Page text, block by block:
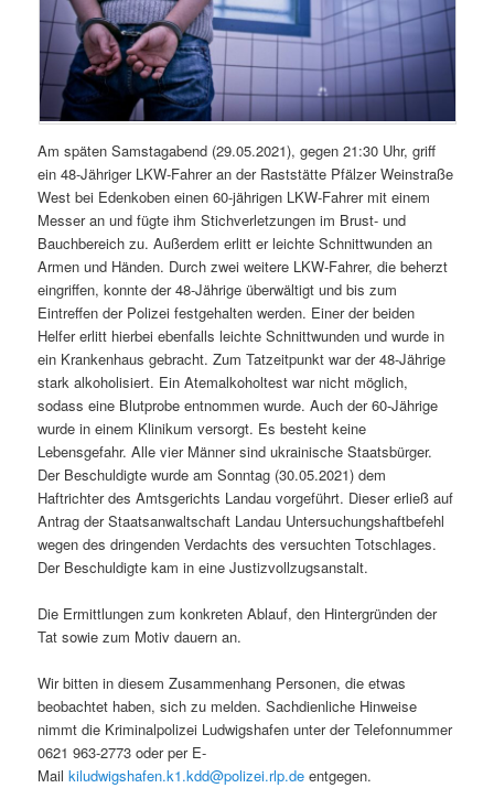
Am späten Samstagabend (29.05.2021), gegen 21:30 Uhr, griff
ein 48-Jähriger LKW-Fahrer an der Raststätte Pfälzer Weinstraße
West bei Edenkoben einen 60-jährigen LKW-Fahrer mit einem
Messer an und fügte ihm Stichverletzungen im Brust- und
Bauchbereich zu. Außerdem erlitt er leichte Schnittwunden an
Armen und Händen. Durch zwei weitere LKW-Fahrer, die beherzt
eingriffen, konnte der 48-Jährige überwältigt und bis zum
Eintreffen der Polizei festgehalten werden. Einer der beiden
Helfer erlitt hierbei ebenfalls leichte Schnittwunden und wurde in
ein Krankenhaus gebracht. Zum Tatzeitpunkt war der 48-Jährige
stark alkoholisiert. Ein Atemalkoholtest war nicht möglich,
sodass eine Blutprobe entnommen wurde. Auch der 60-Jährige
wurde in einem Klinikum versorgt. Es besteht keine
Lebensgefahr. Alle vier Männer sind ukrainische Staatsbürger.
Der Beschuldigte wurde am Sonntag (30.05.2021) dem
Haftrichter des Amtsgerichts Landau vorgeführt. Dieser erließ auf
Antrag der Staatsanwaltschaft Landau Untersuchungshaftbefehl
wegen des dringenden Verdachts des versuchten Totschlages.
Der Beschuldigte kam in eine Justizvollzugsanstalt.
Die Ermittlungen zum konkreten Ablauf, den Hintergründen der
Tat sowie zum Motiv dauern an.
Wir bitten in diesem Zusammenhang Personen, die etwas
beobachtet haben, sich zu melden. Sachdienliche Hinweise
nimmt die Kriminalpolizei Ludwigshafen unter der Telefonnummer
0621 963-2773 oder per E-
Mailkiludwigshafen.k1.kdd@polizei.rlp.de entgegen.